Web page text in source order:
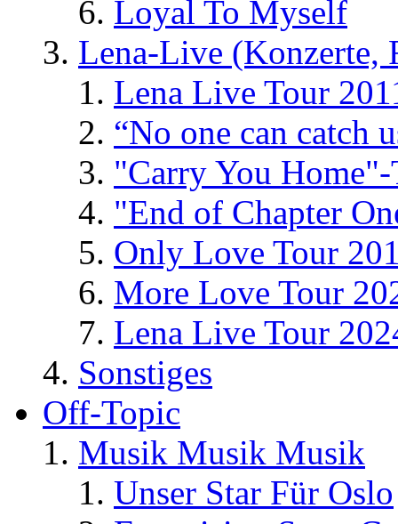
Loyal To Myself
Lena-Live (Konzerte,
Lena Live Tour
“No one can catch
"Carry You
"End of Chapter
Only Love Tour
More Love Tour
Lena Live Tour
Sonstiges
Off-Topic
Musik Musik Musik
Unser Star Für Oslo